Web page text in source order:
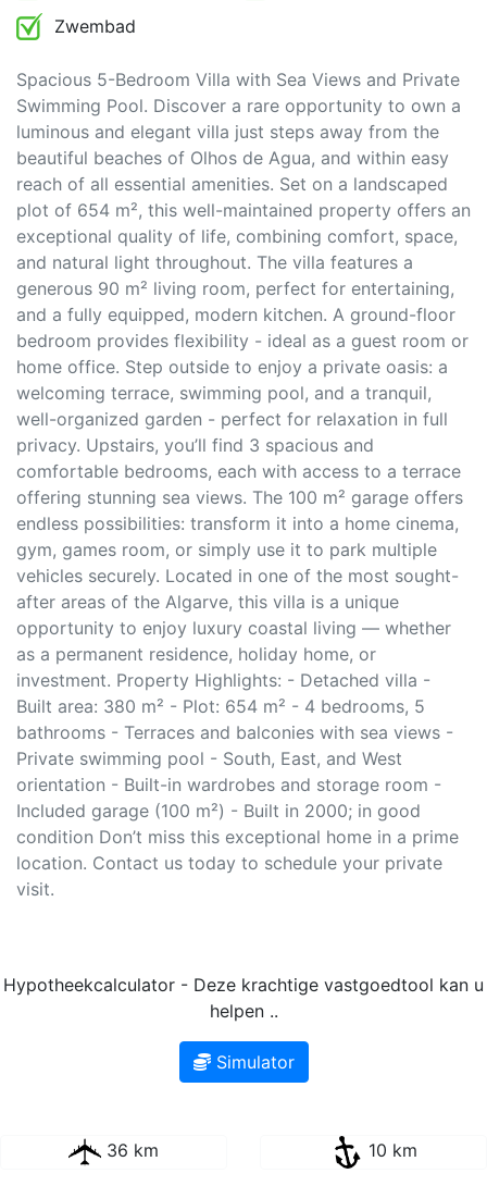
Zwembad
Spacious 5-Bedroom Villa with Sea Views and Private
Swimming Pool. Discover a rare opportunity to own a
luminous and elegant villa just steps away from the
beautiful beaches of Olhos de Agua, and within easy
reach of all essential amenities. Set on a landscaped
plot of 654 m², this well-maintained property offers an
exceptional quality of life, combining comfort, space,
and natural light throughout. The villa features a
generous 90 m² living room, perfect for entertaining,
and a fully equipped, modern kitchen. A ground-floor
bedroom provides flexibility - ideal as a guest room or
home office. Step outside to enjoy a private oasis: a
welcoming terrace, swimming pool, and a tranquil,
well-organized garden - perfect for relaxation in full
privacy. Upstairs, you’ll find 3 spacious and
comfortable bedrooms, each with access to a terrace
offering stunning sea views. The 100 m² garage offers
endless possibilities: transform it into a home cinema,
gym, games room, or simply use it to park multiple
vehicles securely. Located in one of the most sought-
after areas of the Algarve, this villa is a unique
opportunity to enjoy luxury coastal living — whether
as a permanent residence, holiday home, or
investment. Property Highlights: - Detached villa -
Built area: 380 m² - Plot: 654 m² - 4 bedrooms, 5
bathrooms - Terraces and balconies with sea views -
Private swimming pool - South, East, and West
orientation - Built-in wardrobes and storage room -
Included garage (100 m²) - Built in 2000; in good
condition Don’t miss this exceptional home in a prime
location. Contact us today to schedule your private
visit.
Hypotheekcalculator - Deze krachtige vastgoedtool kan u
helpen ..
Simulator
36 km 10 km